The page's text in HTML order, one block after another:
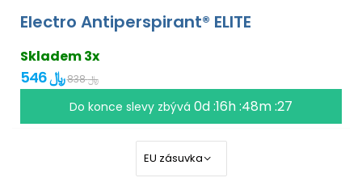
Electro Antiperspirant® ELITE
Skladem 3x
546 ﷼ 838 ﷼
Do konce slevy zbývá 0d :16h :48m :27